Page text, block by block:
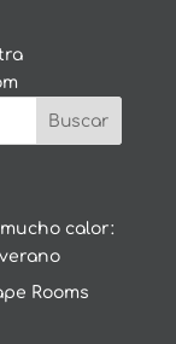
calor:
Rooms